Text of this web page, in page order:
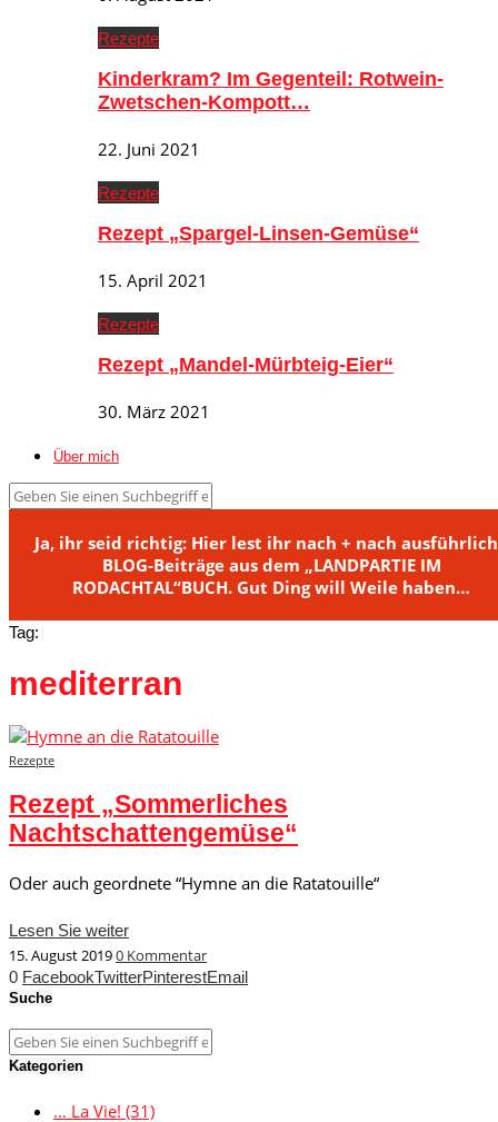
Rezepte
Kinderkram? Im Gegenteil: Rotwein-
Zwetschen-Kompott…
22. Juni 2021
Rezepte
Rezept „Spargel-Linsen-Gemüse“
15. April 2021
Rezepte
Rezept „Mandel-Mürbteig-Eier“
30. März 2021
Über mich
Ja, ihr seid richtig: Hier lest ihr nach + nach
BLOG-Beiträge aus dem „LANDPARTIE IM
RODACHTAL“BUCH. Gut Ding will Weile haben…
Tag:
mediterran
Rezepte
Rezept „Sommerliches
Nachtschattengemüse“
Oder auch geordnete “Hymne an die Ratatouille“
Lesen Sie weiter
15. August 20190 Kommentar
0 FacebookTwitterPinterestEmail
Suche
Kategorien
… La Vie! (31)